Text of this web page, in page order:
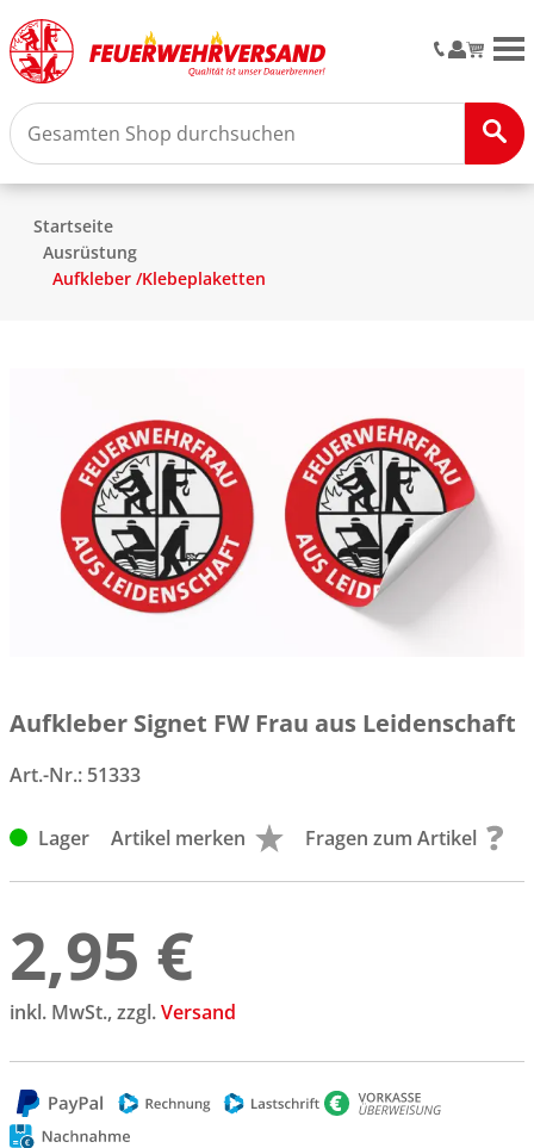
Startseite
Ausrüstung
Aufkleber /Klebeplaketten
Aufkleber Signet FW Frau aus Leidenschaft
Art.-Nr.: 51333
Lager Artikel merken Fragen zum Artikel
2,95 €
inkl. MwSt., zzgl.Versand